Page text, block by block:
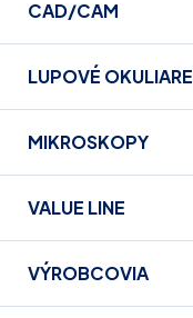
CAD/CAM
LUPOVÉ OKULIARE
MIKROSKOPY
VALUE LINE
VÝROBCOVIA